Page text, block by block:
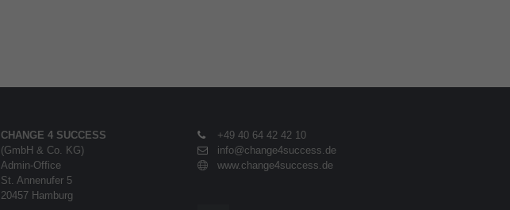
CHANGE 4 SUCCESS
(GmbH & Co. KG)
Admin-Office
St. Annenufer 5
20457 Hamburg
+49 40 64 42 42 10
info@change4success.de
www.change4success.de